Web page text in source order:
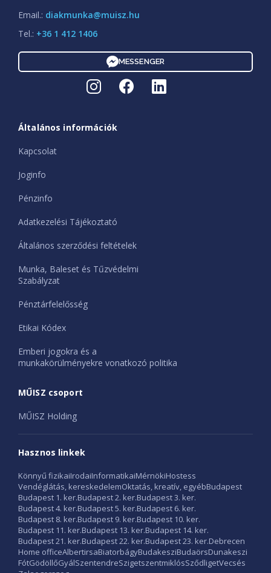
Email.: diakmunka@muisz.hu
Tel.: +36 1 412 1406
MESSENGER
Általános információk
Kapcsolat
Joginfo
Pénzinfo
Adatkezelési Tájékoztató
Általános szerződési feltételek
Munka, Baleset és Tűzvédelmi
Szabályzat
Pénztárfelelősség
Etikai Kódex
Emberi jogokra és a
munkakörülményekre vonatkozó politika
MŰISZ csoport
MŰISZ Holding
Hasznos linkek
Könnyű fizikaiIrodaiInformatikaiMérnökiHostess
Vendéglátás, kereskedelemOktatás, kreatív, egyébBudapest
Budapest 1. ker.Budapest 2. ker.Budapest 3. ker.
Budapest 4. ker.Budapest 5. ker.Budapest 6. ker.
Budapest 8. ker.Budapest 9. ker.Budapest 10. ker.
Budapest 11. ker.Budapest 13. ker.Budapest 14. ker.
Budapest 21. ker.Budapest 22. ker.Budapest 23. ker.Debrecen
Home officeAlbertirsaBiatorbágyBudakesziBudaörsDunakeszi
FótGödöllőGyálSzentendreSzigetszentmiklósSződligetVecsés